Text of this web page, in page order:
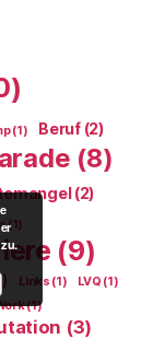
(1) Beruf(2)
(8)
(2)
(1)
(9)
Links (1) LVQ (1)
(1)
(3)